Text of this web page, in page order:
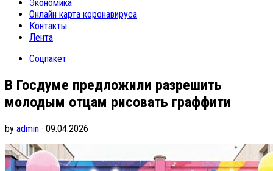
Экономика
Онлайн карта коронавируса
Контакты
Лента
Соцпакет
В Госдуме предложили разрешить
молодым отцам рисовать граффити
by admin · 09.04.2026